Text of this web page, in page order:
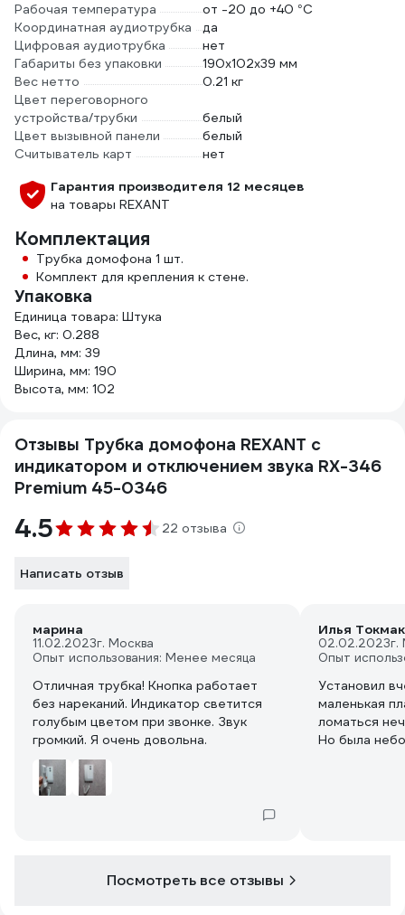
Рабочая температура
от -20 до +40 °С
Координатная аудиотрубка
да
Цифровая аудиотрубка
нет
Габариты без упаковки
190x102x39 мм
Вес нетто
0.21 кг
Цвет переговорного
устройства/трубки
белый
Цвет вызывной панели
белый
Считыватель карт
нет
Гарантия производителя 12 месяцев
на товары REXANT
Комплектация
Трубка домофона 1 шт.
Комплект для крепления к стене.
Упаковка
Единица товара: Штука
Вес, кг: 0.288
Длина, мм: 39
Ширина, мм: 190
Высота, мм: 102
Отзывы Трубка домофона REXANT с
индикатором и отключением звука RX-346
Premium 45-0346
4.5 22 отзыва
Написать отзыв
марина
11.02.2023г. Москва
Опыт использования: Менее месяца
Отличная трубка! Кнопка работает
без нареканий. Индикатор светится
голубым цветом при звонке. Звук
громкий. Я очень довольна.
Илья
02.02.2023г.
Опыт
Установил
маленькая
ломаться
Но была
Посмотреть все отзывы